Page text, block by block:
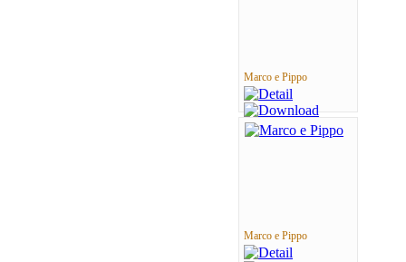
Marco e Pippo
Marco e Pippo